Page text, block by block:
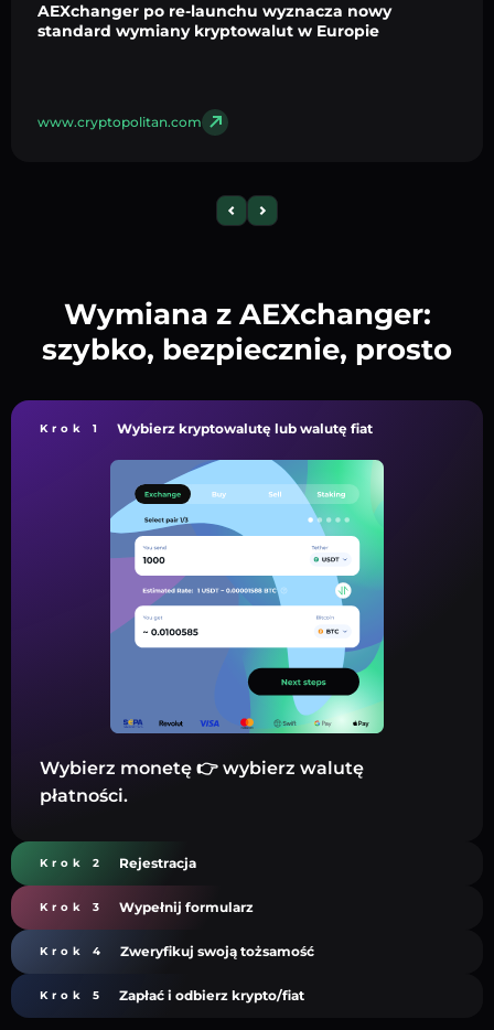
AEXchanger po re-launchu wyznacza nowy
standard wymiany kryptowalut w Europie
www.cryptopolitan.com
Wymiana z AEXchanger:
szybko, bezpiecznie, prosto
Krok 1 Wybierz kryptowalutę lub walutę fiat
Wybierz monetę 👉 wybierz walutę
płatności.
Krok 2 Rejestracja
Krok 3 Wypełnij formularz
Krok 4 Zweryfikuj swoją tożsamość
Krok 5 Zapłać i odbierz krypto/fiat